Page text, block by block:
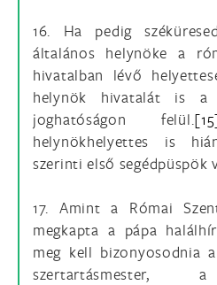
16. Ha pedig
általános helynöke a
hivatalban lévő
helynök hivatalát is a
joghatóságon felül.
helynökhelyettes is
szerinti első segédpüspök
17. Amint a Római
megkapta a pápa
meg kell bizonyosodnia
szertartásmester, a